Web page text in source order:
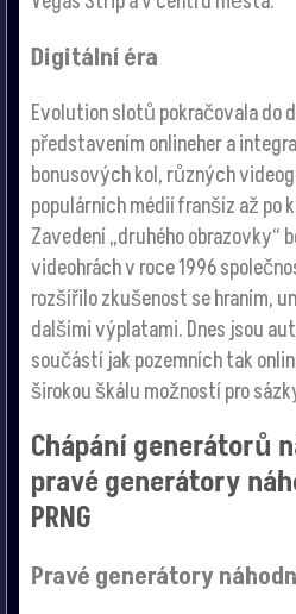
Digitální éra
Evolution slotů pokračovala do
představením onlineher a
bonusových kol, různých
populárních médií franšíz až po
Zavedení „druhého obrazovky“
videohrách v roce 1996
rozšířilo zkušenost se hraním,
dalšími výplatami. Dnes jsou
součástí jak pozemních tak
širokou škálu možností pro
Chápání generátorů
pravé generátory
PRNG
Pravé generátory